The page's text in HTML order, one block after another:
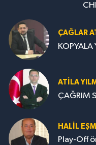
ÇAĞLAR
KOPYALA
ATILA
ÇAĞRIM
HALIL
Play-Off